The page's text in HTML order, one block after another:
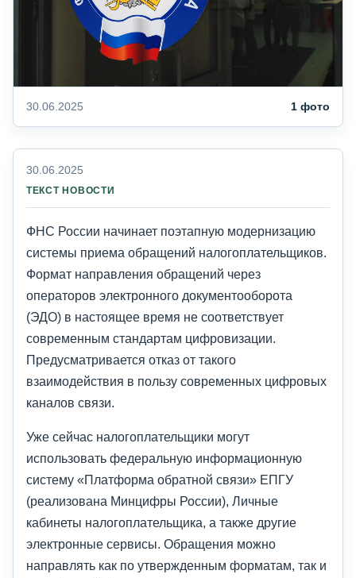
30.06.2025 1 фото
30.06.2025
ТЕКСТ НОВОСТИ
ФНС России начинает поэтапную модернизацию
системы приема обращений налогоплательщиков.
Формат направления обращений через
операторов электронного документооборота
(ЭДО) в настоящее время не соответствует
современным стандартам цифровизации.
Предусматривается отказ от такого
взаимодействия в пользу современных цифровых
каналов связи.
Уже сейчас налогоплательщики могут
использовать федеральную информационную
систему «Платформа обратной связи» ЕПГУ
(реализована Минцифры России), Личные
кабинеты налогоплательщика, а также другие
электронные сервисы. Обращения можно
направлять как по утвержденным форматам, так и